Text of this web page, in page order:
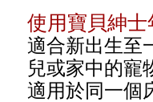
使用寶貝紳
適合新出生至
兒或家中的寵
適用於同一個